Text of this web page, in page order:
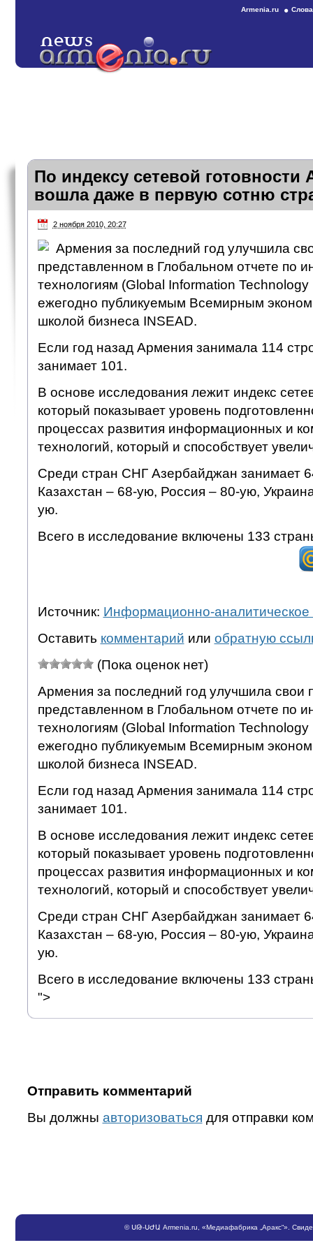
Armenia.ru
По индексу сетевой готовности
вошла даже в первую сотню
2 ноября 2010, 20:27
Армения за последний год улучшила
представленном в Глобальном отчете по
технологиям (Global Information
ежегодно публикуемым Всемирным
школой бизнеса INSEAD.
Если год назад Армения занимала 114
занимает 101.
В основе исследования лежит индекс
который показывает уровень
процессах развития информационных и
технологий, который и способствует
Среди стран СНГ Азербайджан занимает
Казахстан – 68-ую, Россия – 80-ую,
ую.
Всего в исследование включены 133
Источник: Информационно-аналитическое
Оставить комментарий или обратную
(Пока оценок нет)
Армения за последний год улучшила свои
представленном в Глобальном отчете по
технологиям (Global Information
ежегодно публикуемым Всемирным
школой бизнеса INSEAD.
Если год назад Армения занимала 114
занимает 101.
В основе исследования лежит индекс
который показывает уровень
процессах развития информационных и
технологий, который и способствует
Среди стран СНГ Азербайджан занимает
Казахстан – 68-ую, Россия – 80-ую,
ую.
Всего в исследование включены 133
">
Отправить комментарий
Вы должны авторизоваться для отправки
©ՍԹ-ՍԺԱ Armenia.ru , «Медиафабрика „Аракс“».